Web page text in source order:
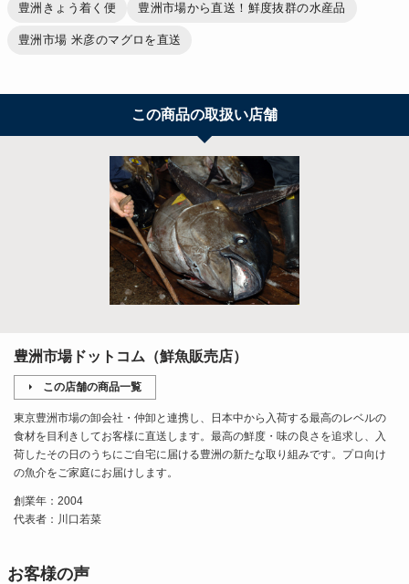
豊洲きょう着く便 豊洲市場から直送！鮮度抜群の水産品
豊洲市場 米彦のマグロを直送
この商品の取扱い店舗
豊洲市場ドットコム（鮮魚販売店）
この店舗の商品一覧
東京豊洲市場の卸会社・仲卸と連携し、日本中から入荷する最高のレベルの
食材を目利きしてお客様に直送します。最高の鮮度・味の良さを追求し、入
荷したその日のうちにご自宅に届ける豊洲の新たな取り組みです。プロ向け
の魚介をご家庭にお届けします。
創業年：2004
代表者：川口若菜
お客様の声